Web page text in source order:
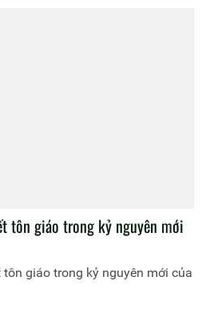
tôn giáo trong kỷ nguyên mới
giáo trong kỷ nguyên mới của